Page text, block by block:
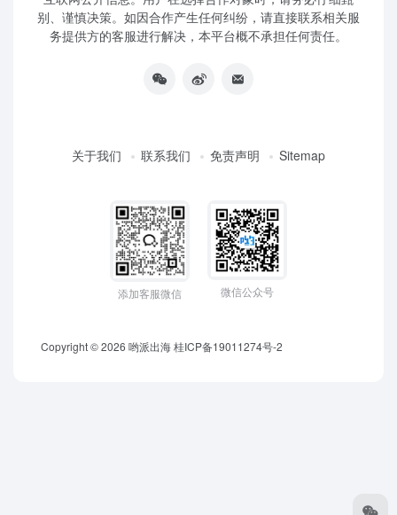
别、谨慎决策。如因合作产生任何纠纷，请直接联系相关服
务提供方的客服进行解决，本平台概不承担任何责任。
关于我们 联系我们 免责声明 Sitemap
添加客服微信 微信公众号
Copyright © 2026 哟派出海桂ICP备19011274号-2